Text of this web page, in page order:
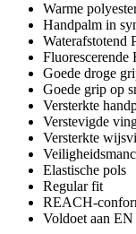
Warme
Handpalm in
Waterafstotend
Fluorescerende
Goede droge
Goede grip op
Versterkte
Verstevigde
Versterkte
Elastische pols
Regular fit
REACH-
Voldoet aan